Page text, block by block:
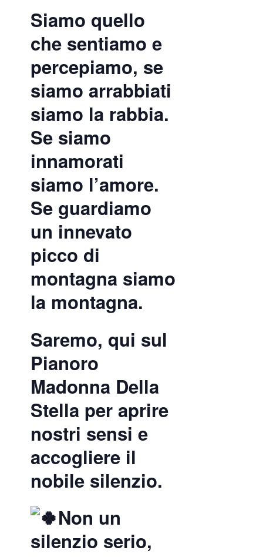
Siamo quello
che sentiamo e
percepiamo, se
siamo arrabbiati
siamo la rabbia.
Se siamo
innamorati
siamo l’amore.
Se guardiamo
un innevato
picco di
montagna siamo
la montagna.
Saremo, qui sul
Pianoro
Madonna Della
Stella per aprire
nostri sensi e
accogliere il
nobile silenzio.
Non un
silenzio serio,